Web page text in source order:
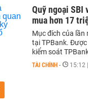
Quỹ ngoại SBI
mua hơn 17
Mục đích của lần
tại TPBank. Được
kiểm soát
TÀI CHÍNH - 15:12